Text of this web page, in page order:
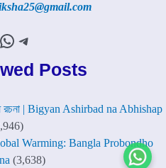
WhatsApp
Telegram
Posts
রচনা | Bigyan Ashirbad na Abhishap
Global Warming: Bangla Probondho
(3,638)